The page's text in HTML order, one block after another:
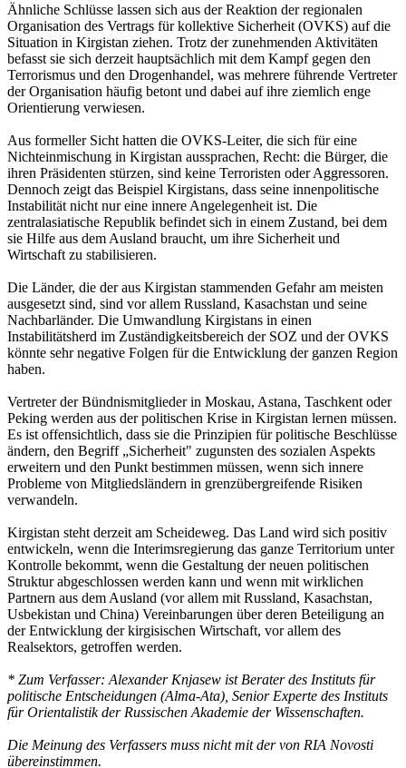
Ähnliche Schlüsse lassen sich aus der Reaktion der regionalen
Organisation des Vertrags für kollektive Sicherheit (OVKS) auf die
Situation in Kirgistan ziehen. Trotz der zunehmenden Aktivitäten
befasst sie sich derzeit hauptsächlich mit dem Kampf gegen den
Terrorismus und den Drogenhandel, was mehrere führende Vertreter
der Organisation häufig betont und dabei auf ihre ziemlich enge
Orientierung verwiesen.
Aus formeller Sicht hatten die OVKS-Leiter, die sich für eine
Nichteinmischung in Kirgistan aussprachen, Recht: die Bürger, die
ihren Präsidenten stürzen, sind keine Terroristen oder Aggressoren.
Dennoch zeigt das Beispiel Kirgistans, dass seine innenpolitische
Instabilität nicht nur eine innere Angelegenheit ist. Die
zentralasiatische Republik befindet sich in einem Zustand, bei dem
sie Hilfe aus dem Ausland braucht, um ihre Sicherheit und
Wirtschaft zu stabilisieren.
Die Länder, die der aus Kirgistan stammenden Gefahr am meisten
ausgesetzt sind, sind vor allem Russland, Kasachstan und seine
Nachbarländer. Die Umwandlung Kirgistans in einen
Instabilitätsherd im Zuständigkeitsbereich der SOZ und der OVKS
könnte sehr negative Folgen für die Entwicklung der ganzen Region
haben.
Vertreter der Bündnismitglieder in Moskau, Astana, Taschkent oder
Peking werden aus der politischen Krise in Kirgistan lernen müssen.
Es ist offensichtlich, dass sie die Prinzipien für politische Beschlüsse
ändern, den Begriff „Sicherheit" zugunsten des sozialen Aspekts
erweitern und den Punkt bestimmen müssen, wenn sich innere
Probleme von Mitgliedsländern in grenzübergreifende Risiken
verwandeln.
Kirgistan steht derzeit am Scheideweg. Das Land wird sich positiv
entwickeln, wenn die Interimsregierung das ganze Territorium unter
Kontrolle bekommt, wenn die Gestaltung der neuen politischen
Struktur abgeschlossen werden kann und wenn mit wirklichen
Partnern aus dem Ausland (vor allem mit Russland, Kasachstan,
Usbekistan und China) Vereinbarungen über deren Beteiligung an
der Entwicklung der kirgisischen Wirtschaft, vor allem des
Realsektors, getroffen werden.
* Zum Verfasser: Alexander Knjasew ist Berater des Instituts für
politische Entscheidungen (Alma-Ata), Senior Experte des Instituts
für Orientalistik der Russischen Akademie der Wissenschaften.
Die Meinung des Verfassers muss nicht mit der von RIA Novosti
übereinstimmen.